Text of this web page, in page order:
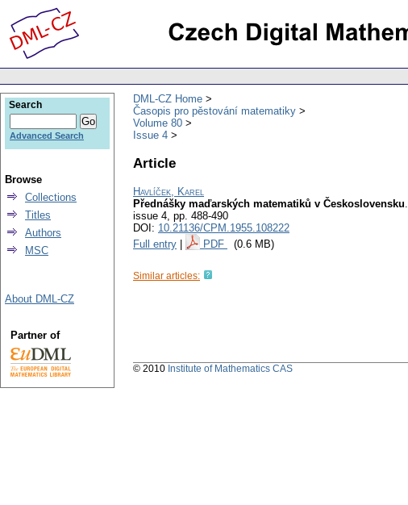
DML-CZ Home
Časopis pro pěstování matematiky
Volume 80
Issue 4
Article
Havlíček, Karel
Přednášky maďarských matematiků v Československu.
issue 4, pp. 488-490
DOI: 10.21136/CPM.1955.108222
Full entry
PDF (0.6 MB)
Similar articles:
Search
Advanced Search
Browse
Collections
Titles
Authors
MSC
About DML-CZ
Partner of
© 2010 Institute of Mathematics CAS